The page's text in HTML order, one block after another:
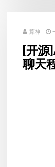
算神
[开源
聊天